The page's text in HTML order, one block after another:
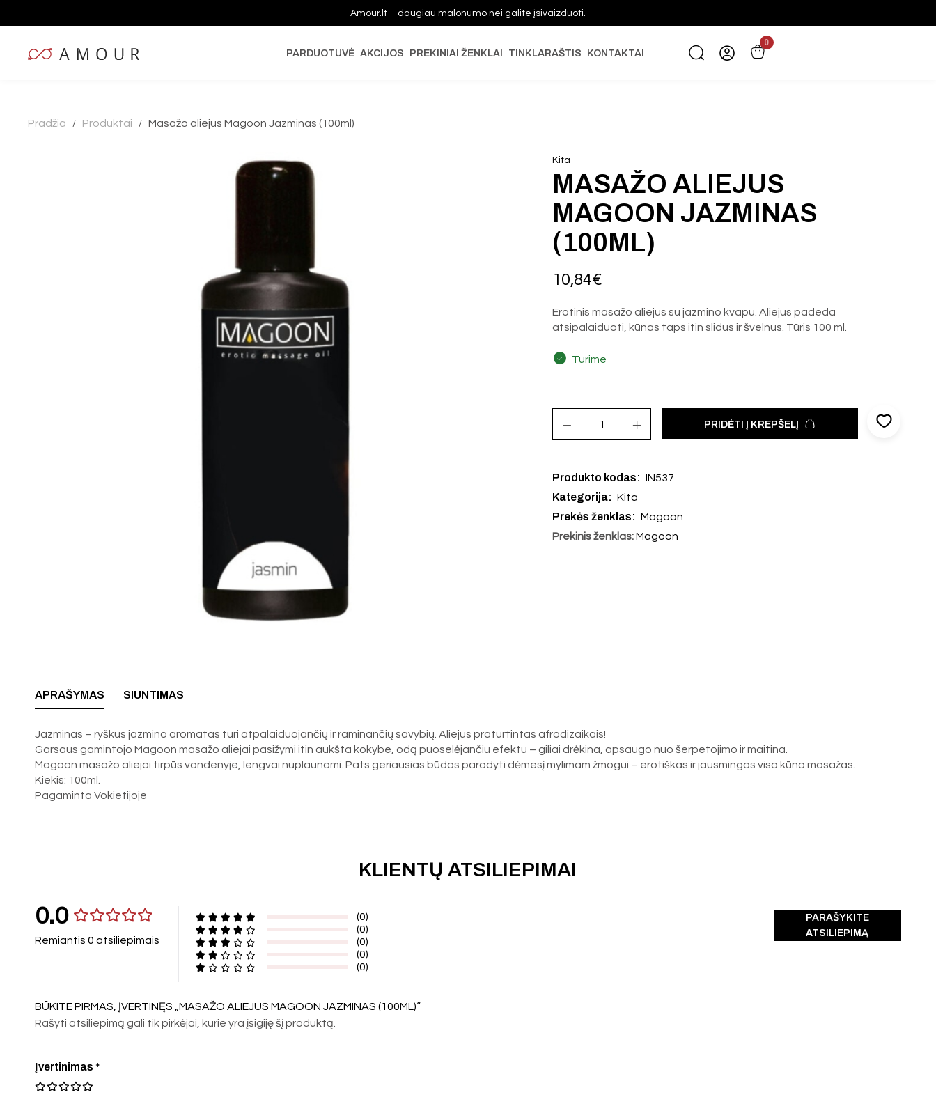
Amour.lt – daugiau malonumo nei galite įsivaizduoti.
PARDUOTUVĖ AKCIJOS PREKINIAI ŽENKLAI TINKLARAŠTIS KONTAKTAI
0
Pradžia / Produktai / Masažo aliejus Magoon Jazminas (100ml)
Kita
MASAŽO ALIEJUS
MAGOON JAZMINAS
(100ML)
10,84€
Erotinis masažo aliejus su jazmino kvapu. Aliejus padeda
atsipalaiduoti, kūnas taps itin slidus ir švelnus. Tūris 100 ml.
Turime
PRIDĖTI Į KREPŠELĮ
Produkto kodas: IN537
Kategorija: Kita
Prekės ženklas: Magoon
Prekinis ženklas:Magoon
APRAŠYMAS SIUNTIMAS
Jazminas – ryškus jazmino aromatas turi atpalaiduojančių ir raminančių savybių. Aliejus praturtintas afrodizaikais!
Garsaus gamintojo Magoon masažo aliejai pasižymi itin aukšta kokybe, odą puoselėjančiu efektu – giliai drėkina, apsaugo nuo šerpetojimo ir maitina.
Magoon masažo aliejai tirpūs vandenyje, lengvai nuplaunami. Pats geriausias būdas parodyti dėmesį mylimam žmogui – erotiškas ir jausmingas viso kūno masažas.
Kiekis: 100ml.
Pagaminta Vokietijoje
KLIENTŲ ATSILIEPIMAI
0.0
Remiantis 0 atsiliepimais
(0)
(0)
(0)
(0)
(0)
PARAŠYKITE
ATSILIEPIMĄ
BŪKITE PIRMAS, ĮVERTINĘS „MASAŽO ALIEJUS MAGOON JAZMINAS (100ML)“
Rašyti atsiliepimą gali tik pirkėjai, kurie yra įsigiję šį produktą.
Įvertinimas*